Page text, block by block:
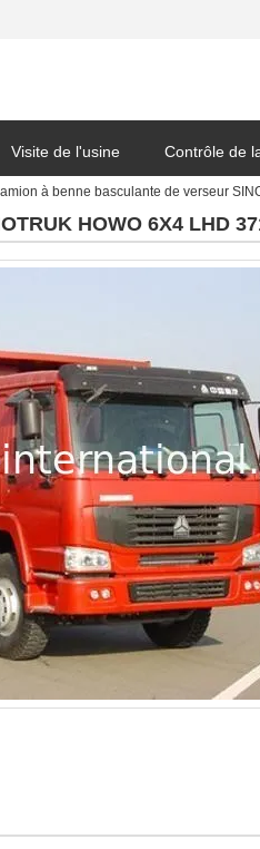
Visite de l'usine Contrôle de
à benne basculante de verseur
HOWO 6X4 LHD